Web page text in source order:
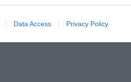
Data Access Privacy Policy